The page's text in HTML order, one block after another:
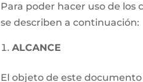
Para poder hacer uso de los
se describen a continuación:
ALCANCE
El objeto de este